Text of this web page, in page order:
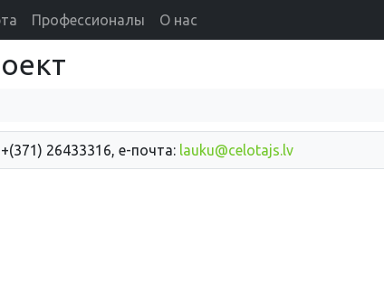
Профессионалы О нас
26433316, е-почта: lauku@celotajs.lv